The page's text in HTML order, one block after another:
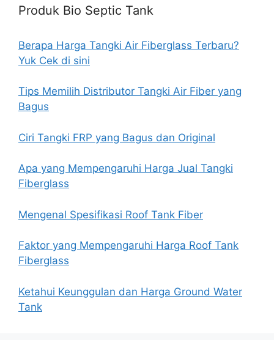
Produk Bio Septic Tank
Berapa Harga Tangki Air Fiberglass Terbaru?
Yuk Cek di sini
Tips Memilih Distributor Tangki Air Fiber yang
Bagus
Ciri Tangki FRP yang Bagus dan Original
Apa yang Mempengaruhi Harga Jual Tangki
Fiberglass
Mengenal Spesifikasi Roof Tank Fiber
Faktor yang Mempengaruhi Harga Roof Tank
Fiberglass
Ketahui Keunggulan dan Harga Ground Water
Tank